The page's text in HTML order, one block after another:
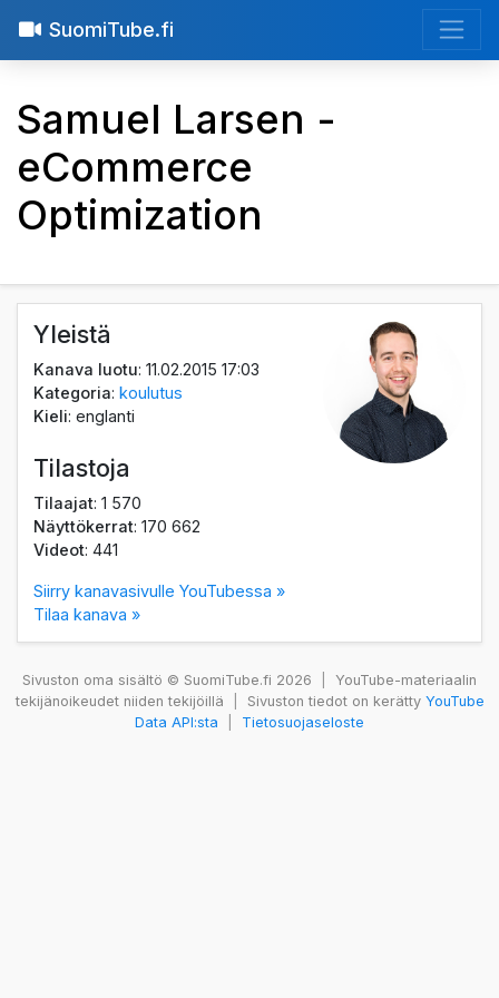
SuomiTube.fi
Samuel Larsen -
eCommerce
Optimization
Yleistä
Kanava luotu: 11.02.2015 17:03
Kategoria:koulutus
Kieli: englanti
Tilastoja
Tilaajat: 1 570
Näyttökerrat: 170 662
Videot: 441
Siirry kanavasivulle YouTubessa »
Tilaa kanava »
Sivuston oma sisältö © SuomiTube.fi 2026
YouTube-materiaalin
tekijänoikeudet niiden tekijöillä
Sivuston tiedot on kerätty YouTube
Data API:sta
Tietosuojaseloste